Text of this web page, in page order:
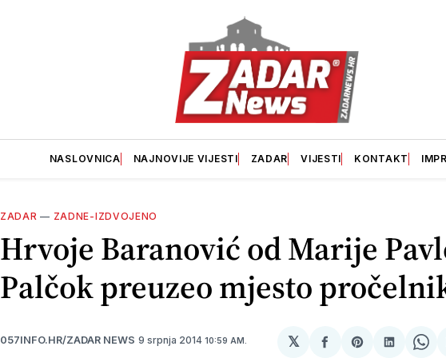
NASLOVNICA NAJNOVIJE VIJESTI ZADAR VIJESTI KONTAKT
ZADAR — ZADNE-IZDVOJENO
Hrvoje Baranović od Marije
Palčok preuzeo mjesto
057INFO.HR/ZADAR NEWS 9 srpnja 2014 10:59 AM. 𝕏
podijeliSharepodijeli